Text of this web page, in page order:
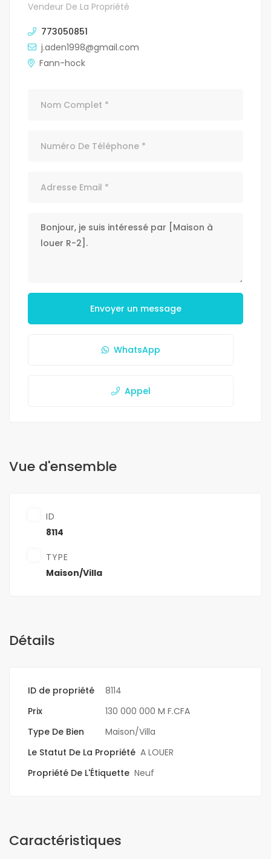
Vendeur De La Propriété
773050851
j.aden1998@gmail.com
Fann-hock
Envoyer un message
WhatsApp
Appel
Vue d'ensemble
ID
8114
TYPE
Maison/Villa
Détails
ID de propriété
8114
Prix
130 000 000 M F.CFA
Type De Bien
Maison/Villa
Le Statut De La Propriété A LOUER
Propriété De L'Étiquette Neuf
Caractéristiques